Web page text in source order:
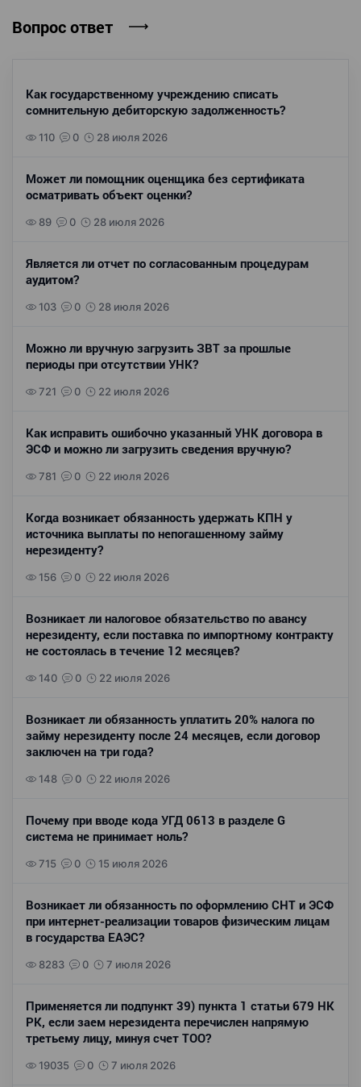
Вопрос ответ
Как государственному учреждению списать
сомнительную дебиторскую задолженность?
110 0 28 июля 2026
Может ли помощник оценщика без сертификата
осматривать объект оценки?
89 0 28 июля 2026
Является ли отчет по согласованным процедурам
аудитом?
103 0 28 июля 2026
Можно ли вручную загрузить ЗВТ за прошлые
периоды при отсутствии УНК?
721 0 22 июля 2026
Как исправить ошибочно указанный УНК договора в
ЭСФ и можно ли загрузить сведения вручную?
781 0 22 июля 2026
Когда возникает обязанность удержать КПН у
источника выплаты по непогашенному займу
нерезиденту?
156 0 22 июля 2026
Возникает ли налоговое обязательство по авансу
нерезиденту, если поставка по импортному контракту
не состоялась в течение 12 месяцев?
140 0 22 июля 2026
Возникает ли обязанность уплатить 20% налога по
займу нерезиденту после 24 месяцев, если договор
заключен на три года?
148 0 22 июля 2026
Почему при вводе кода УГД 0613 в разделе G
система не принимает ноль?
715 0 15 июля 2026
Возникает ли обязанность по оформлению СНТ и ЭСФ
при интернет-реализации товаров физическим лицам
в государства ЕАЭС?
8283 0 7 июля 2026
Применяется ли подпункт 39) пункта 1 статьи 679 НК
РК, если заем нерезидента перечислен напрямую
третьему лицу, минуя счет ТОО?
19035 0 7 июля 2026